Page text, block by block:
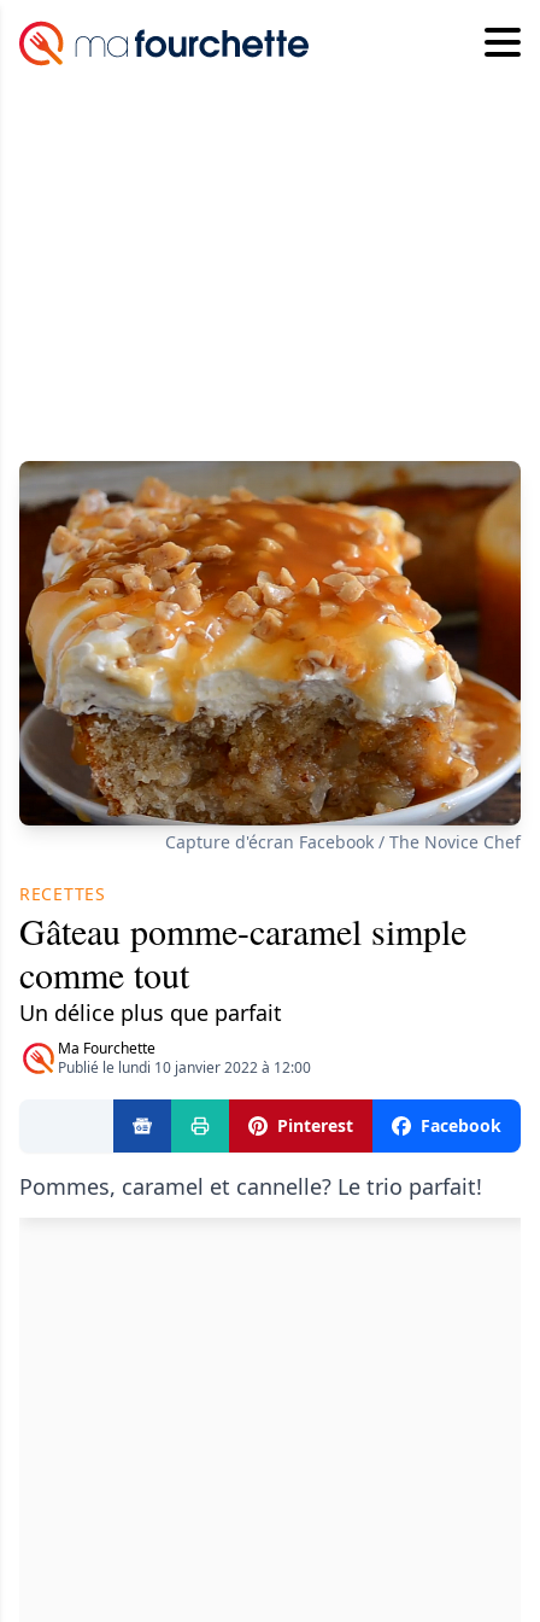
Capture d'écran Facebook / The Novice Chef
RECETTES
Gâteau pomme-caramel simple
comme tout
Un délice plus que parfait
Ma Fourchette
Publié le lundi 10 janvier 2022 à 12:00
Pinterest Facebook
Pommes, caramel et cannelle? Le trio parfait!